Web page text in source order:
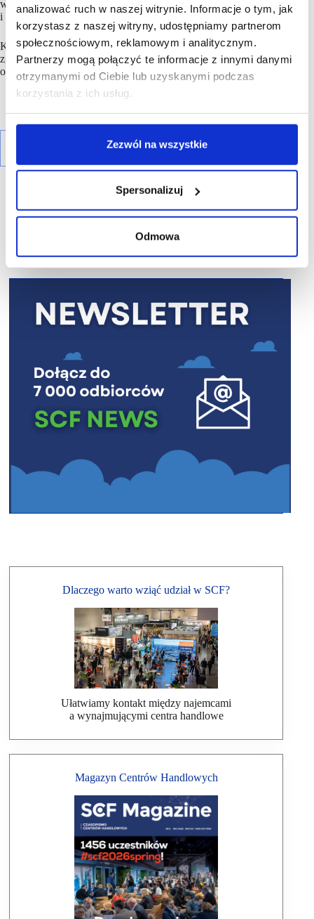
analizować ruch w naszej witrynie. Informacje o tym, jak
korzystasz z naszej witryny, udostępniamy partnerom
społecznościowym, reklamowym i analitycznym.
Partnerzy mogą połączyć te informacje z innymi danymi
otrzymanymi od Ciebie lub uzyskanymi podczas
korzystania z ich usług.
Zezwól na wszystkie
Spersonalizuj
Odmowa
wizytówką marki. Kolekcje ubrań uzupełnione są dodatkami
i akcesoriami, które dopełniają stylizacje.
Kolekcje tworzone przez Pako Lorentesą projektowane
zgodnie z obowiązującymi trendami w modzie, tak by spełniać
oczekiwania najbardziej wymagających klientów.
Dlaczego warto wziąć udział w SCF?
Ułatwiamy kontakt między najemcami
a wynajmującymi centra handlowe
Magazyn Centrów Handlowych